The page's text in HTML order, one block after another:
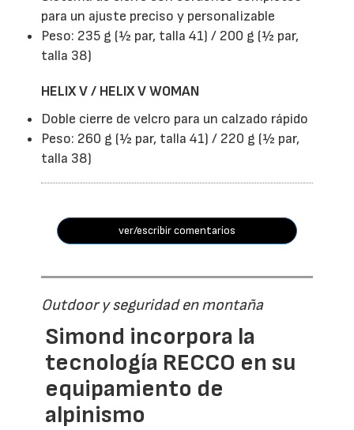
para un ajuste preciso y personalizable
Peso: 235 g (½ par, talla 41) / 200 g (½ par,
talla 38)
HELIX V / HELIX V WOMAN
Doble cierre de velcro para un calzado rápido
Peso: 260 g (½ par, talla 41) / 220 g (½ par,
talla 38)
ver/escribir comentarios
Outdoor y seguridad en montaña
Simond incorpora la
tecnología RECCO en su
equipamiento de
alpinismo